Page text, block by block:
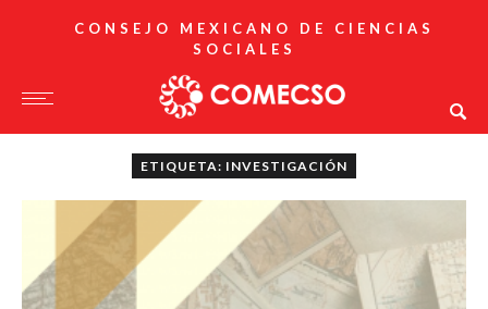
CONSEJO MEXICANO DE CIENCIAS
SOCIALES
ETIQUETA: INVESTIGACIÓN